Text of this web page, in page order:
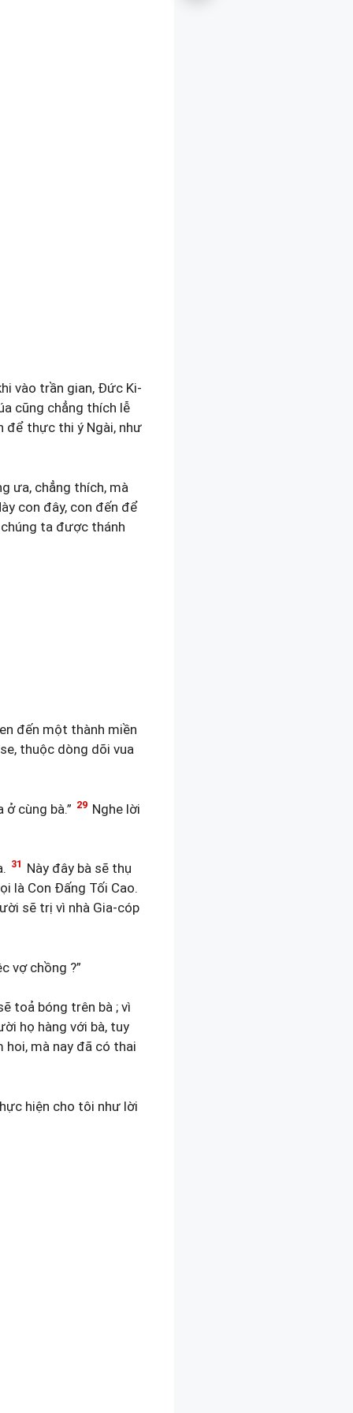
vào trần gian, Đức Ki-
cũng chẳng thích lễ
để thực thi ý Ngài, như
ưa, chẳng thích, mà
con đây, con đến để
ta được thánh
đến một thành miền
thuộc dòng dõi vua
cùng bà.” 29 Nghe lời
31 Này đây bà sẽ thụ
là Con Đấng Tối Cao.
sẽ trị vì nhà Gia-cóp
vợ chồng ?”
toả bóng trên bà ; vì
họ hàng với bà, tuy
mà nay đã có thai
hiện cho tôi như lời